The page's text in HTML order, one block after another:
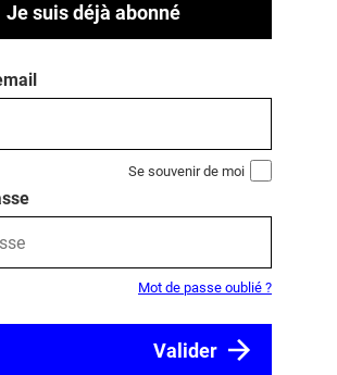
Je suis déjà abonné
Se souvenir de moi
Mot de passe oublié ?